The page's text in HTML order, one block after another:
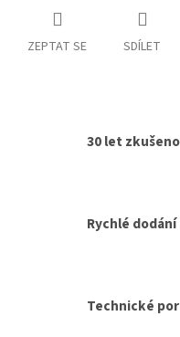
ZEPTAT SE SDÍLET
30 let
Rychlé dodání
Technické